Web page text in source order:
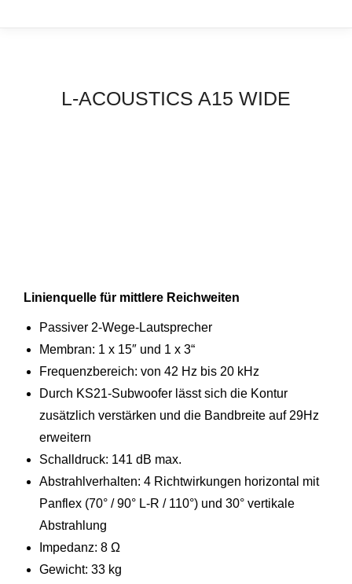
L-ACOUSTICS A15 WIDE
Linienquelle für mittlere Reichweiten
Passiver 2-Wege-Lautsprecher
Membran: 1 x 15″ und 1 x 3“
Frequenzbereich: von 42 Hz bis 20 kHz
Durch KS21-Subwoofer lässt sich die Kontur
zusätzlich verstärken und die Bandbreite auf 29Hz
erweitern
Schalldruck: 141 dB max.
Abstrahlverhalten: 4 Richtwirkungen horizontal mit
Panflex (70° / 90° L-R / 110°) und 30° vertikale
Abstrahlung
Impedanz: 8 Ω
Gewicht: 33 kg